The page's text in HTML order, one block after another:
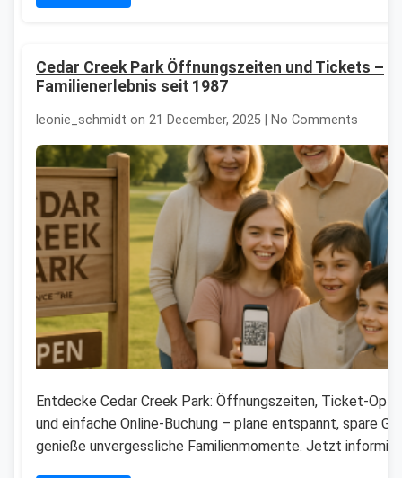
Cedar Creek Park Öffnungszeiten und Tickets –
Familienerlebnis seit 1987
leonie_schmidt on 21 December, 2025 | No Comments
Entdecke Cedar Creek Park: Öffnungszeiten, Ticket-
und einfache Online-Buchung – plane entspannt, spare
genieße unvergessliche Familienmomente. Jetzt